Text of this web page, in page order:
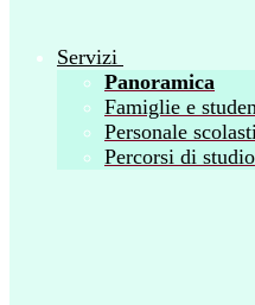
Servizi
Panoramica
Famiglie e
Personale
Percorsi di studio